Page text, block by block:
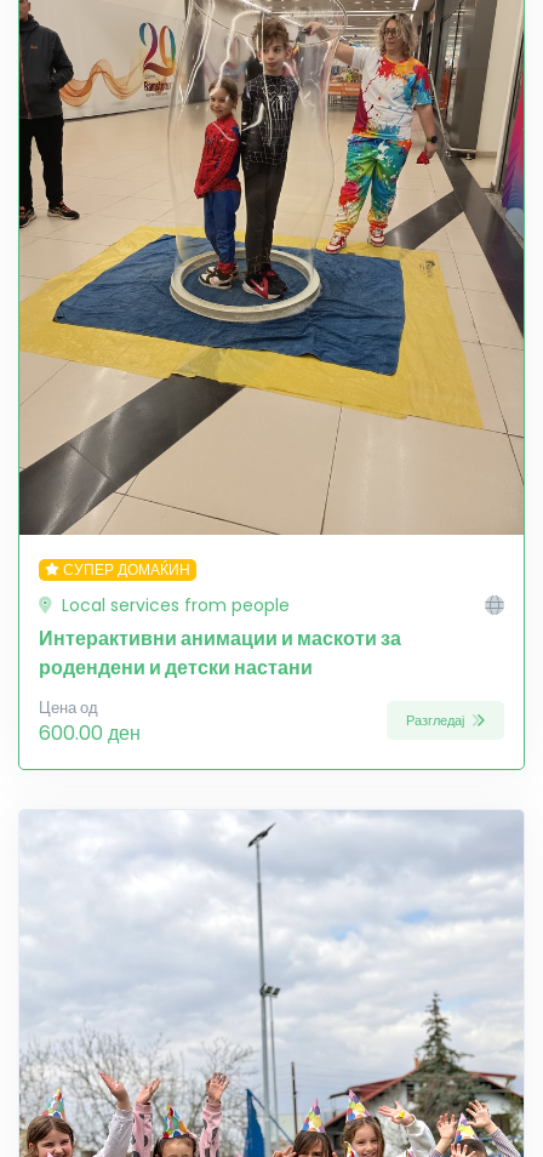
СУПЕР ДОМАЌИН
Local services from people
Интерактивни анимации и маскоти за
родендени и детски настани
Цена од
600.00 ден Разгледај